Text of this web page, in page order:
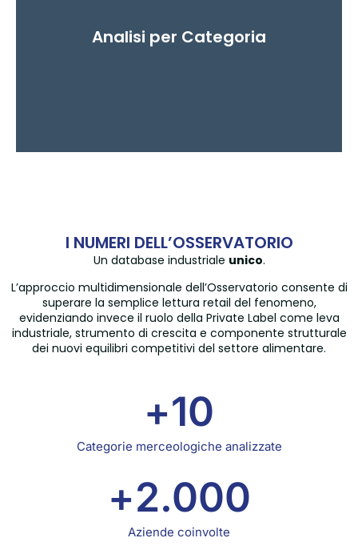
mercati internazionali e la crescita estera.
Analisi per Categoria
Confronta i differenti comparti merceologici
I NUMERI DELL’OSSERVATORIO
Un database industriale unico.
L’approccio multidimensionale dell’Osservatorio consente di
superare la semplice lettura retail del fenomeno,
evidenziando invece il ruolo della Private Label come leva
industriale, strumento di crescita e componente strutturale
dei nuovi equilibri competitivi del settore alimentare.
Categorie merceologiche analizzate
+10
Aziende coinvolte
+2.000